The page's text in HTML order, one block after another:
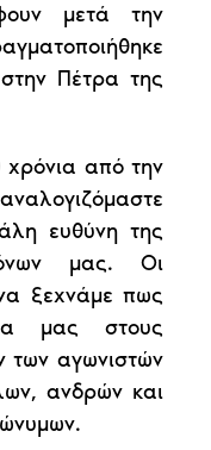
μετά την
Πέτρα της
από την
ευθύνη της
μας. Οι
ξεχνάμε πως
μας στους
των αγωνιστών
ανδρών και